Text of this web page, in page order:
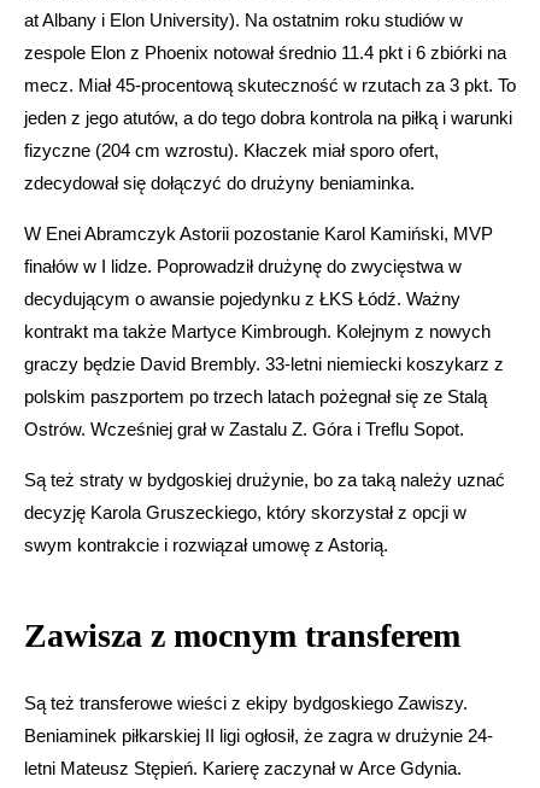
at Albany i Elon University). Na ostatnim roku studiów w
zespole Elon z Phoenix notował średnio 11.4 pkt i 6 zbiórki na
mecz. Miał 45-procentową skuteczność w rzutach za 3 pkt. To
jeden z jego atutów, a do tego dobra kontrola na piłką i warunki
fizyczne (204 cm wzrostu). Kłaczek miał sporo ofert,
zdecydował się dołączyć do drużyny beniaminka.
W Enei Abramczyk Astorii pozostanie Karol Kamiński, MVP
finałów w I lidze. Poprowadził drużynę do zwycięstwa w
decydującym o awansie pojedynku z ŁKS Łódź. Ważny
kontrakt ma także Martyce Kimbrough. Kolejnym z nowych
graczy będzie David Brembly. 33-letni niemiecki koszykarz z
polskim paszportem po trzech latach pożegnał się ze Stalą
Ostrów. Wcześniej grał w Zastalu Z. Góra i Treflu Sopot.
Są też straty w bydgoskiej drużynie, bo za taką należy uznać
decyzję Karola Gruszeckiego, który skorzystał z opcji w
swym kontrakcie i rozwiązał umowę z Astorią.
Zawisza z mocnym transferem
Są też transferowe wieści z ekipy bydgoskiego Zawiszy.
Beniaminek piłkarskiej II ligi ogłosił, że zagra w drużynie 24-
letni Mateusz Stępień. Karierę zaczynał w Arce Gdynia.